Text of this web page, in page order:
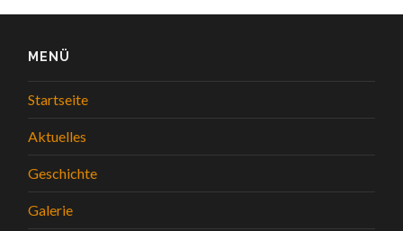
MENÜ
Startseite
Aktuelles
Geschichte
Galerie